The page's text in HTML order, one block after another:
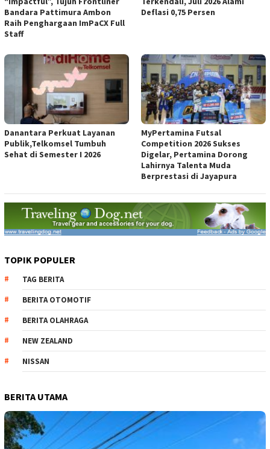
Bandara Pattimura Ambon
Raih Penghargaan ImPaCX Full
Staff
Deflasi 0,75 Persen
Danantara Perkuat Layanan
Publik,Telkomsel Tumbuh
Sehat di Semester I 2026
MyPertamina Futsal
Competition 2026 Sukses
Digelar, Pertamina Dorong
Lahirnya Talenta Muda
Berprestasi di Jayapura
TOPIK POPULER
TAG BERITA
BERITA OTOMOTIF
BERITA OLAHRAGA
NEW ZEALAND
NISSAN
BERITA UTAMA